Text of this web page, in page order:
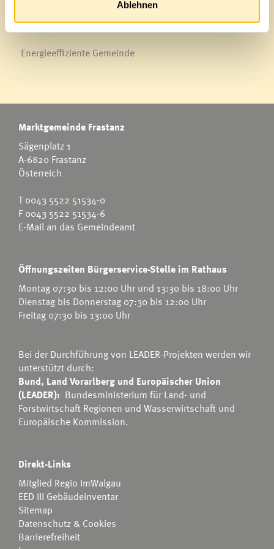
Ablehnen
Energieeffiziente Gemeinde
Marktgemeinde Frastanz
Sägenplatz 1
A-6820 Frastanz
Österreich
T0043 5522 51534-0
F 0043 5522 51534-6
E-Mail an das Gemeindeamt
Öffnungszeiten Bürgerservice-Stelle im Rathaus
Montag 07:30 bis 12:00 Uhr und 13:30 bis 18:00 Uhr
Dienstag bis Donnerstag 07:30 bis 12:00 Uhr
Freitag 07:30 bis 13:00 Uhr
Bei der Durchführung von LEADER-Projekten werden wir
unterstützt durch:
Bund, Land Vorarlberg und Europäischer Union
(LEADER): Bundesministerium für Land- und
Forstwirtschaft Regionen und Wasserwirtschaft und
Europäische Kommission.
Direkt-Links
Mitglied Regio ImWalgau
EED III Gebäudeinventar
Sitemap
Datenschutz & Cookies
Barrierefreiheit